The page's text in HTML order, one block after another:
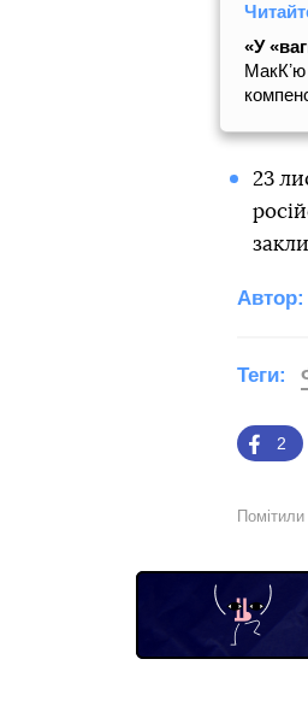
«У
23
Автор:
2
Теги:
Помітили